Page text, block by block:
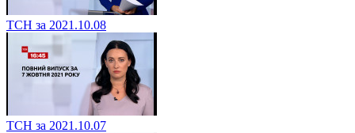
ТСН за 2021.10.08
ТСН за 2021.10.07